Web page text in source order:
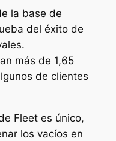
la base de
del éxito de
más de 1,65
de clientes
Fleet es único,
los vacíos en